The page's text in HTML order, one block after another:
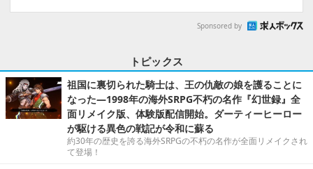
Sponsored by
トピックス
祖国に裏切られた騎士は、王の仇敵の娘を護ることに
なった―1998年の海外SRPG不朽の名作『幻世録』全
面リメイク版、体験版配信開始。ダーティーヒーロー
が駆ける異色の戦記が令和に蘇る
約30年の歴史を誇る海外SRPGの不朽の名作が全面リメイクされ
て登場！